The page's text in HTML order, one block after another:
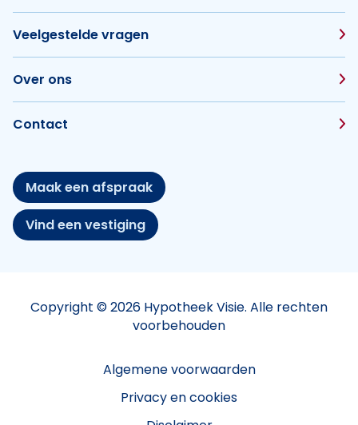
Veelgestelde vragen
Over ons
Contact
Maak een afspraak
Vind een vestiging
Copyright © 2026 Hypotheek Visie. Alle rechten
voorbehouden
Algemene voorwaarden
Privacy en cookies